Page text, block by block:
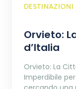
DESTINAZIONI
Orvieto:
d’Italia
Orvieto: La
Imperdibile